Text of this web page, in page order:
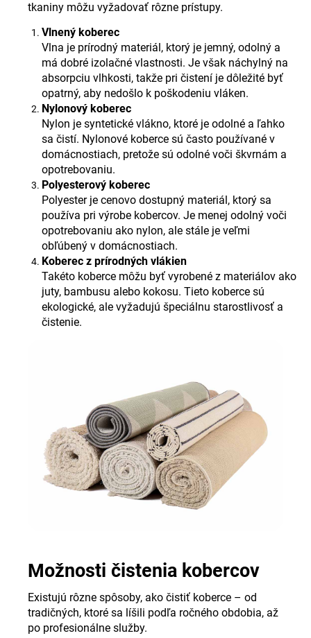
tkaniny môžu vyžadovať rôzne prístupy.
Vlnený koberec
Vlna je prírodný materiál, ktorý je jemný, odolný a
má dobré izolačné vlastnosti. Je však náchylný na
absorpciu vlhkosti, takže pri čistení je dôležité byť
opatrný, aby nedošlo k poškodeniu vláken.
Nylonový koberec
Nylon je syntetické vlákno, ktoré je odolné a ľahko
sa čistí. Nylonové koberce sú často používané v
domácnostiach, pretože sú odolné voči škvrnám a
opotrebovaniu.
Polyesterový koberec
Polyester je cenovo dostupný materiál, ktorý sa
používa pri výrobe kobercov. Je menej odolný voči
opotrebovaniu ako nylon, ale stále je veľmi
obľúbený v domácnostiach.
Koberec z prírodných vlákien
Takéto koberce môžu byť vyrobené z materiálov ako
juty, bambusu alebo kokosu. Tieto koberce sú
ekologické, ale vyžadujú špeciálnu starostlivosť a
čistenie.
Možnosti čistenia kobercov
Existujú rôzne spôsoby, ako čistiť koberce – od
tradičných, ktoré sa líšili podľa ročného obdobia, až
po profesionálne služby.